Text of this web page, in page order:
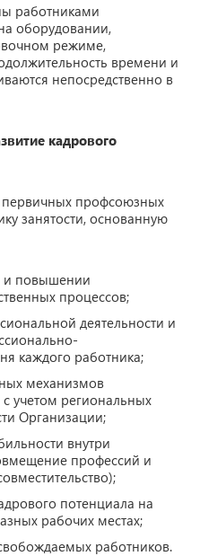
работниками
оборудовании,
режиме,
времени и
непосредственно в
кадрового
первичных профсоюзных
занятости, основанную
и повышении
процессов;
деятельности и
каждого работника;
механизмов
с учетом региональных
Организации;
внутри
профессий и
потенциала на
рабочих местах;
работников.